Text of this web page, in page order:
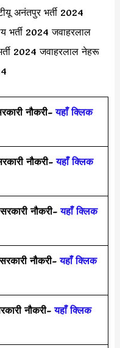
अनंतपुर भर्ती 2024
भर्ती 2024 जवाहरलाल
2024 जवाहरलाल नेहरू
नौकरी- यहाँ क्लिक
नौकरी- यहाँ क्लिक
नौकरी- यहाँ क्लिक
नौकरी- यहाँ क्लिक
नौकरी- यहाँ क्लिक